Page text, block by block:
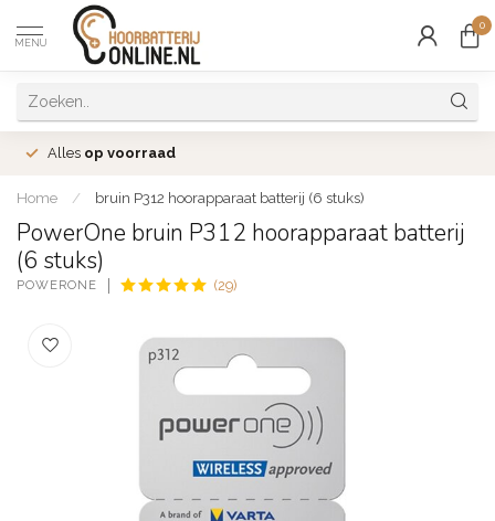
MENU
0
Alles op voorraad
Home / bruin P312 hoorapparaat batterij (6 stuks)
PowerOne bruin P312 hoorapparaat batterij
(6 stuks)
POWERONE (29)